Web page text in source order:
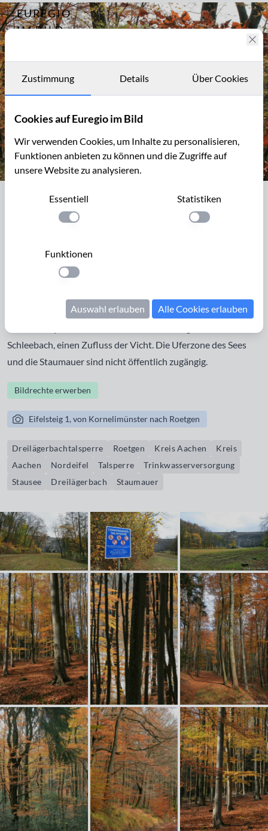
EUREGIO
IM BILD
Archiv
Kontakt
Archiv
724
nach Roetgen
Dreilägerbachtalsperre mit Staumauer
gestellt und dient der Trinkwasserversorgung für die Stadt
Aachen, Kreis Aachen und Kreis Heinsberg. Der Stausee
Schleebachgraben und durch einen Verbindungsstollen aus
Schleebach, einen Zufluss der Vicht. Die Uferzone des Sees
und die Staumauer sind nicht öffentlich zugängig.
Bildrechte erwerben
Eifelsteig 1, von Kornelimünster nach Roetgen
Dreilägerbachtalsperre Roetgen Kreis Aachen
Kreis
Aachen
Nordeifel Talsperre
Trinkwasserversorgung
Stausee
Dreilägerbach Staumauer
Zustimmung Details Über Cookies
Cookies auf Euregio im Bild
Wir verwenden Cookies, um Inhalte zu personalisieren,
Funktionen anbieten zu können und die Zugriffe auf
unsere Website zu analysieren.
Essentiell
Einstellung anwenden
Statistiken
Einstellung
Funktionen
Einstellung anwenden
Auswahl erlauben Alle Cookies erlauben